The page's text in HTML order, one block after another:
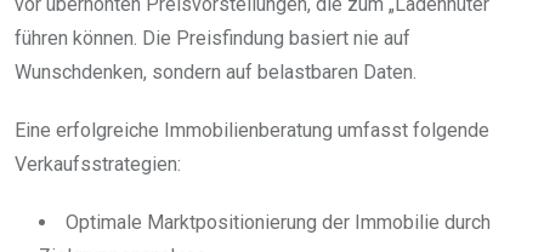
führen können. Die Preisfindung basiert nie auf
Wunschdenken, sondern auf belastbaren Daten.
Eine erfolgreiche Immobilienberatung umfasst folgende
Verkaufsstrategien:
Optimale Marktpositionierung der Immobilie durch